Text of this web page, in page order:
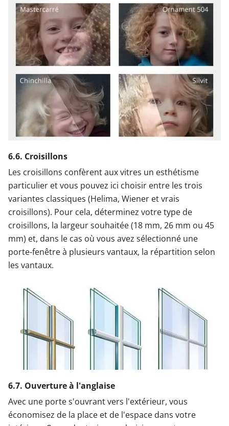
6.6. Croisillons
Les croisillons confèrent aux vitres un esthétisme
particulier et vous pouvez ici choisir entre les trois
variantes classiques (Helima, Wiener et vrais
croisillons). Pour cela, déterminez votre type de
croisillons, la largeur souhaitée (18 mm, 26 mm ou 45
mm) et, dans le cas où vous avez sélectionné une
porte-fenêtre à plusieurs vantaux, la répartition selon
les vantaux.
6.7. Ouverture à l'anglaise
Avec une porte s'ouvrant vers l'extérieur, vous
économisez de la place et de l'espace dans votre